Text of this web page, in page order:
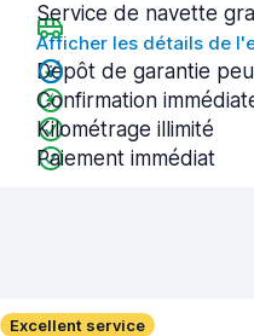
Service de navette
Afficher les détails de
Dépôt de garantie
Confirmation
Kilométrage illimité
Paiement immédiat
Excellent service